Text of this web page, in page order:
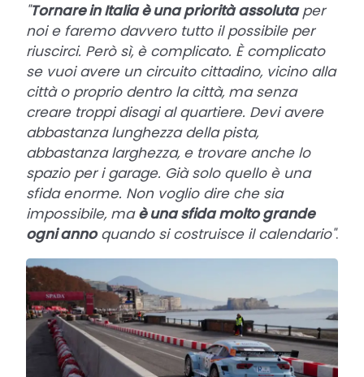
"Tornare in Italia è una priorità assolutaper
noi e faremo davvero tutto il possibile per
riuscirci. Però sì, è complicato. È complicato
se vuoi avere un circuito cittadino, vicino alla
città o proprio dentro la città, ma senza
creare troppi disagi al quartiere. Devi avere
abbastanza lunghezza della pista,
abbastanza larghezza, e trovare anche lo
spazio per i garage. Già solo quello è una
sfida enorme. Non voglio dire che sia
impossibile, maè una sfida molto grande
ogni annoquando si costruisce il calendario".